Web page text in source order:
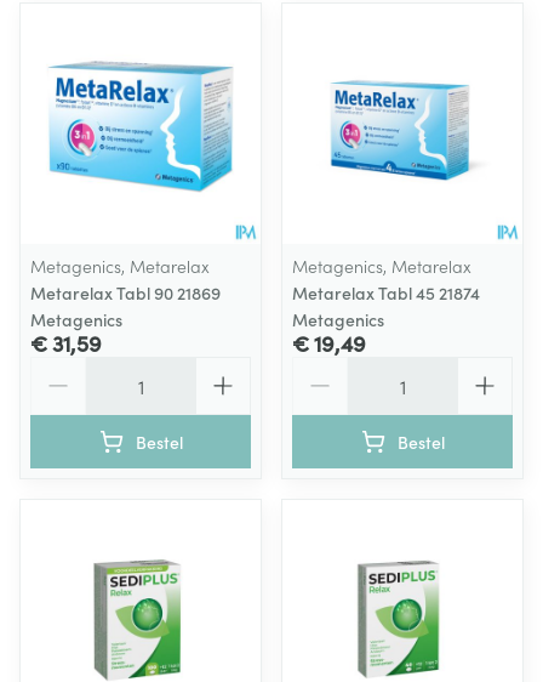
Metagenics, Metarelax
Metarelax Tabl 90 21869
Metagenics
€ 31,59
Bestel
Metagenics, Metarelax
Metarelax Tabl 45 21874
Metagenics
€ 19,49
Bestel